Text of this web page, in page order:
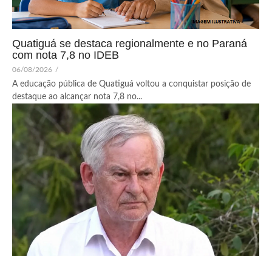
Quatiguá se destaca regionalmente e no Paraná
com nota 7,8 no IDEB
06/08/2026 /
A educação pública de Quatiguá voltou a conquistar posição de
destaque ao alcançar nota 7,8 no...